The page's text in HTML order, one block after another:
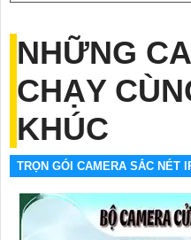
NHỮNG
CHẠY
KHÚC
TRỌN GÓI CAMERA SẮC NÉT